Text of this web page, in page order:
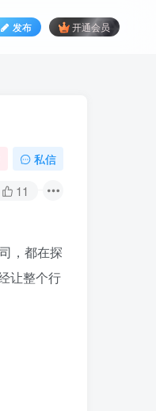
发布 开通会员
私信
11
，都在探
让整个行